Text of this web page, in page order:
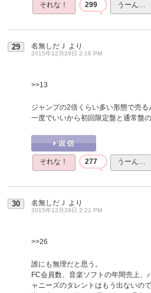
それな！ 299 うーん…
29 名無しだＪ より
2015年12月29日 2:16 PM
>>13
ジャンプの2倍くらい多い形態で売
一度でいいから初回限定盤と通常盤
それな！ 277 うーん…
30 名無しだＪ より
2015年12月29日 2:21 PM
>>26
誰にも無理だと思う。
FC会員数、音楽ソフトの年間売上、
ャニーズのタレントはもう出ないの